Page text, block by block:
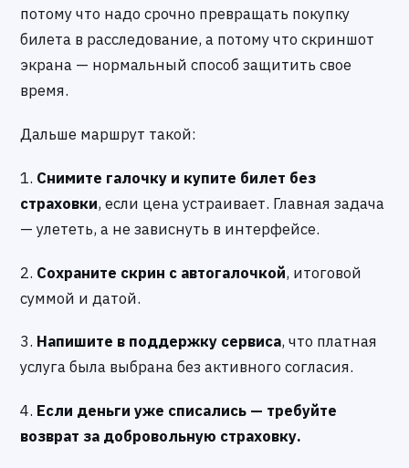
потому что надо срочно превращать покупку
билета в расследование, а потому что скриншот
экрана — нормальный способ защитить свое
время.
Дальше маршрут такой:
1. Снимите галочку и купите билет без
страховки, если цена устраивает. Главная задача
— улететь, а не зависнуть в интерфейсе.
2. Сохраните скрин с автогалочкой, итоговой
суммой и датой.
3. Напишите в поддержку сервиса, что платная
услуга была выбрана без активного согласия.
4. Если деньги уже списались — требуйте
возврат за добровольную страховку.